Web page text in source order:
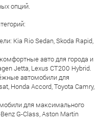
опций.
Kia Rio Sedan, Skoda Rapid,
авто для города и
Jetta, Lexus CT200 Hybrid.
автомобили для
Honda Accord, Toyota Camry,
для максимального
G-Class, Aston Martin